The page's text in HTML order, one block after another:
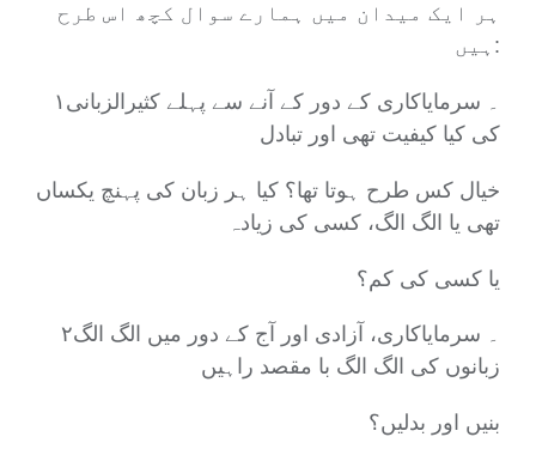
ہر ایک میدان میں ہمارے سوال کچھ اس طرح
ہیں:
۱۔ سرمایاکاری کے دور کے آنے سے پہلے کثیرالزبانی
کی کیا کیفیت تھی اور تبادل
خیال کس طرح ہوتا تھا؟ کیا ہر زبان کی پہنچ یکساں
تھی یا الگ الگ، کسی کی زیادہ
یا کسی کی کم؟
۲۔ سرمایاکاری، آزادی اور آج کے دور میں الگ الگ
زبانوں کی الگ الگ با مقصد راہیں
بنیں اور بدلیں؟